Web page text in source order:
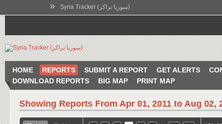
» Syria Tracker (سوريا تراكر)
HOME REPORTS SUBMIT A REPORT GET ALERTS
DOWNLOAD REPORTS
BIG MAP PRINT MAP
Showing Reports From Apr 01, 2011 to Aug 02,